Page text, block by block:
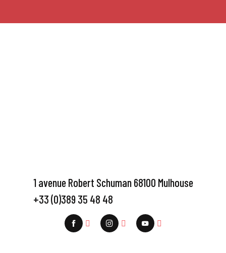
1 avenue Robert Schuman 68100 Mulhouse
+33 (0)389 35 48 48